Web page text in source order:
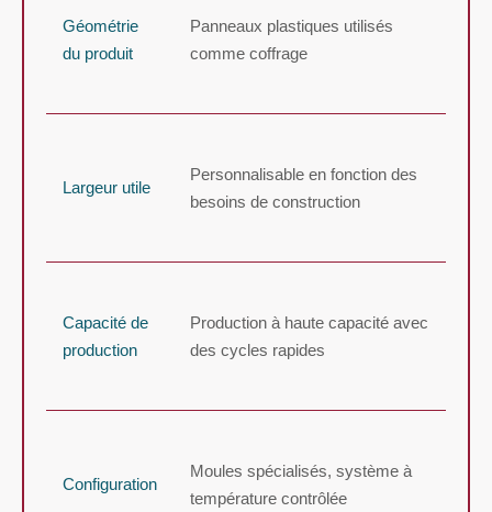
Géométrie
du produit
Panneaux plastiques utilisés
comme coffrage
Largeur utile
Personnalisable en fonction des
besoins de construction
Capacité de
production
Production à haute capacité avec
des cycles rapides
Configuration
Moules spécialisés, système à
température contrôlée